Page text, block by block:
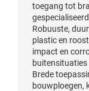
toegang tot
Robuuste,
plastic en
impact en
Brede
bouwploegen,